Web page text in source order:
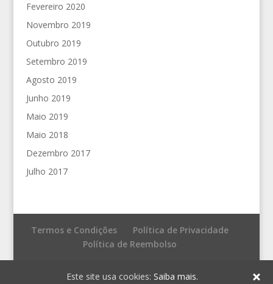
Fevereiro 2020
Novembro 2019
Outubro 2019
Setembro 2019
Agosto 2019
Junho 2019
Maio 2019
Maio 2018
Dezembro 2017
Julho 2017
Termos e Condições
Política de Privacidade
Política de Reembolso
© Fronteira do Caos - Editores
Este site usa cookies: Saiba mais.